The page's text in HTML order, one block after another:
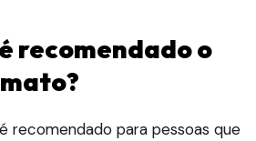
recomendado o
recomendado para pessoas que